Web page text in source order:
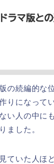
の続編的な
りになって
い人の中に
ました。
ていた人ほ